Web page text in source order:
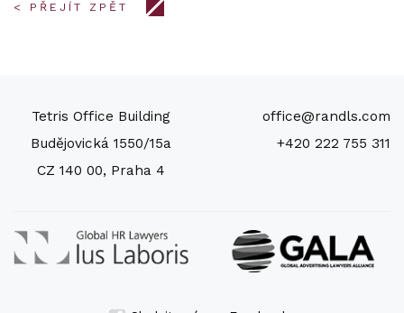
< PŘEJÍT ZPĚT
Tetris Office Building
Budějovická 1550/15a
CZ 140 00, Praha 4
office@randls.com
+420 222 755 311